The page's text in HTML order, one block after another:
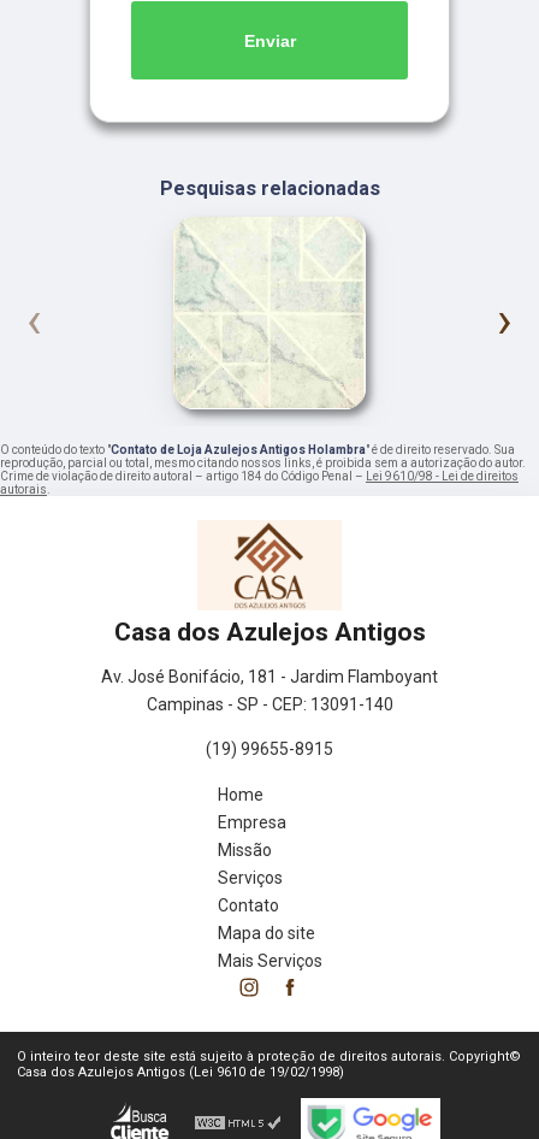
Enviar
Pesquisas relacionadas
‹ ›
O conteúdo do texto "Contato de Loja Azulejos Antigos Holambra" é de direito reservado. Sua
reprodução, parcial ou total, mesmo citando nossos links, é proibida sem a autorização do autor.
Crime de violação de direito autoral – artigo 184 do Código Penal –
Lei 9610/98 - Lei de direitos
autorais
Casa dos Azulejos Antigos
Av. José Bonifácio, 181 - Jardim Flamboyant
Campinas - SP - CEP: 13091-140
(19) 99655-8915
Home
Empresa
Missão
Serviços
Contato
Mapa do site
Mais Serviços
O inteiro teor deste site está sujeito à proteção de direitos autorais. Copyright©
Casa dos Azulejos Antigos (Lei 9610 de 19/02/1998)